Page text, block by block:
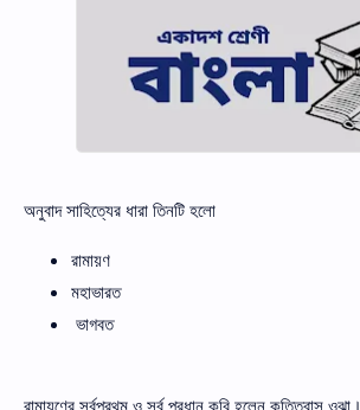
অনুবাদ সাহিত্যের ধারা তিনটি হলো
রামায়ণ
মহাভারত
ভাগবত
রামায়ণের সর্বপ্রথম ও সর্ব প্রধান কবি হলেন কৃত্তিবাস ওঝা।